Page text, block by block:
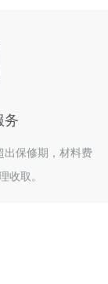
务
出保修期，材料费
收取。